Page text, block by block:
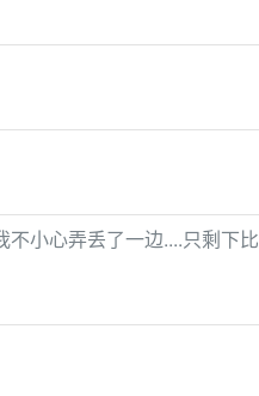
小心弄丢了一边....只剩下比